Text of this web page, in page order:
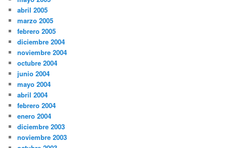
abril 2005
marzo 2005
febrero 2005
diciembre 2004
noviembre 2004
octubre 2004
junio 2004
mayo 2004
abril 2004
febrero 2004
enero 2004
diciembre 2003
noviembre 2003